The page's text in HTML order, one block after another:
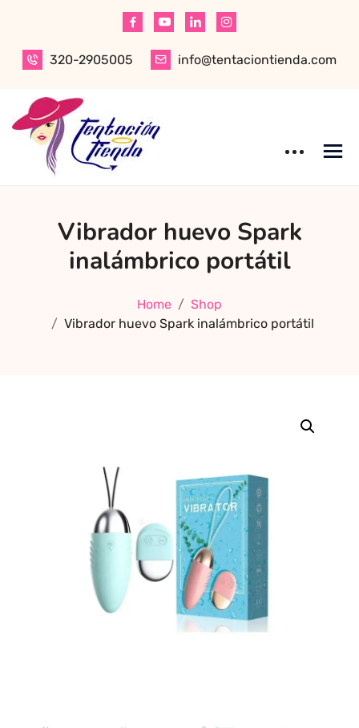
content
320-2905005
info@tentaciontienda.com
mejor sex shop
en Bogotá,
especializado en
vestidos de baño
Compra online
de forma rápida,
tienda para
Vibrador huevo Spark
inalámbrico portátil
Home
Shop
Vibrador huevo Spark inalámbrico portátil